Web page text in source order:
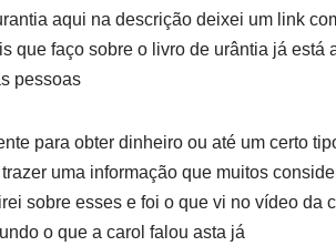
aqui na descrição deixei um link
que faço sobre o livro de urântia já está
pessoas
para obter dinheiro ou até um certo
uma informação que muitos
sobre esses e foi o que vi no vídeo da
o que a carol falou asta já